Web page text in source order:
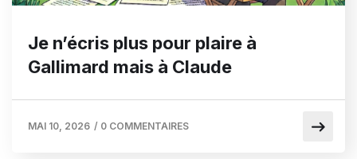
Je n’écris plus pour plaire à
Gallimard mais à Claude
MAI 10, 2026 / 0 COMMENTAIRES